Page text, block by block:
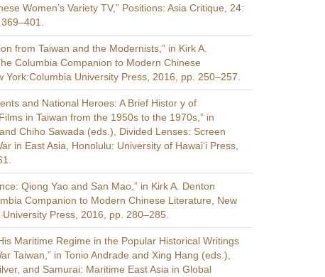
Women’s Variety TV,” Positions: Asia Critique, 24:
from Taiwan and the Modernists,” in Kirk A.
Columbia Companion to Modern Chinese
York:Columbia University Press, 2016, pp. 250–257.
and National Heroes: A Brief Histor y of
in Taiwan from the 1950s to the 1970s,” in
Chiho Sawada (eds.), Divided Lenses: Screen
in East Asia, Honolulu: University of Hawai‘i Press,
Qiong Yao and San Mao,” in Kirk A. Denton
Companion to Modern Chinese Literature, New
Press, 2016, pp. 280–285.
Maritime Regime in the Popular Historical Writings
Taiwan,” in Tonio Andrade and Xing Hang (eds.),
and Samurai: Maritime East Asia in Global